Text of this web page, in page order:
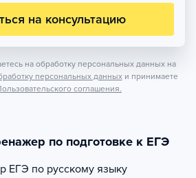
на консультацию
на обработку персональных данных на
персональных данных и принимаете
соглашения.
по подготовке к ЕГЭ
ЕГЭ по русскому языку